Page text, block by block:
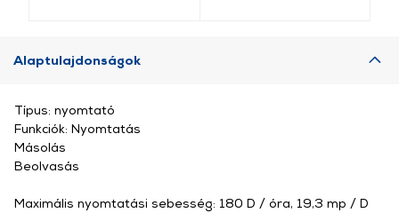
Alaptulajdonságok
Típus: nyomtató
Funkciók: Nyomtatás
Másolás
Beolvasás
Maximális nyomtatási sebesség: 180 D / óra, 19,3 mp / D